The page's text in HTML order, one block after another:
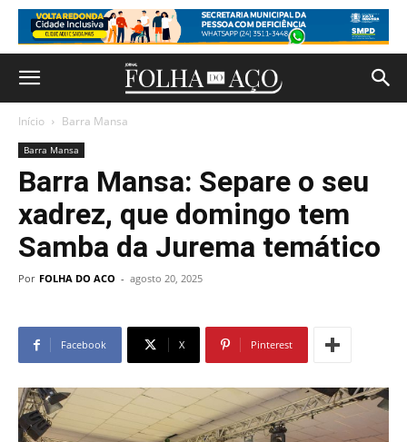
Início Barra Mansa
Barra Mansa
Barra Mansa: Separe o seu
xadrez, que domingo tem
Samba da Jurema temático
Por FOLHA DO ACO - agosto 20, 2025
Facebook X Pinterest